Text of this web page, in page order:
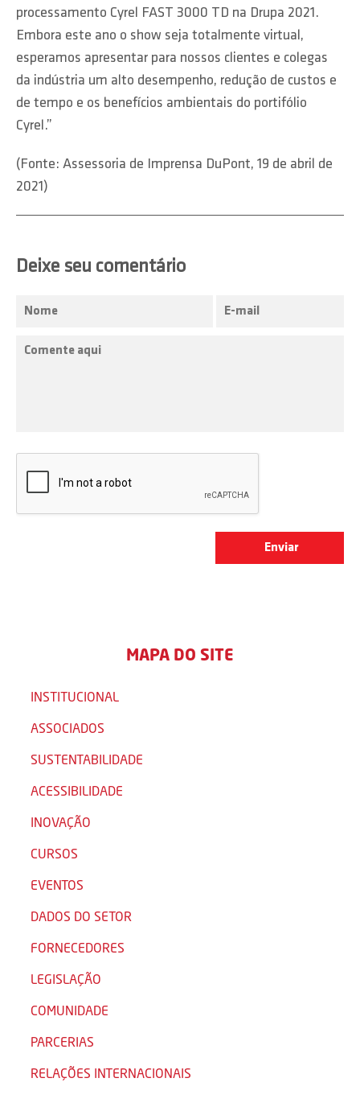
processamento Cyrel FAST 3000 TD na Drupa 2021.
Embora este ano o show seja totalmente virtual,
esperamos apresentar para nossos clientes e colegas
da indústria um alto desempenho, redução de custos e
de tempo e os benefícios ambientais do portifólio
Cyrel.”
(Fonte: Assessoria de Imprensa DuPont, 19 de abril de
2021)
Deixe seu comentário
MAPA DO SITE
INSTITUCIONAL
ASSOCIADOS
SUSTENTABILIDADE
ACESSIBILIDADE
INOVAÇÃO
CURSOS
EVENTOS
DADOS DO SETOR
FORNECEDORES
LEGISLAÇÃO
COMUNIDADE
PARCERIAS
RELAÇÕES INTERNACIONAIS